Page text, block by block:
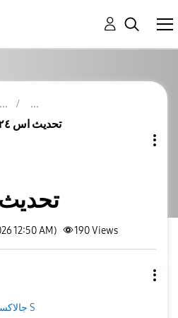
Re: Re: Re: Re: تحديث اس ٢٤ الترا
تحديث اس
12:50 AM) 190Views
جالاكسى S